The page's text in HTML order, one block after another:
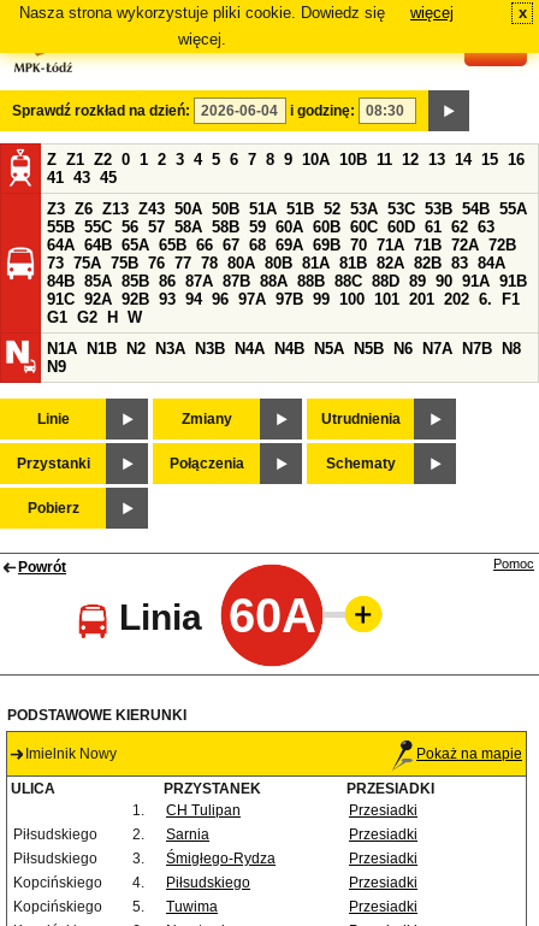
Nasza strona wykorzystuje pliki cookie. Dowiedz się
więcej.
więcej x
Sprawdź rozkład na dzień: i godzinę:
Z Z1 Z2 0 1 2 3 4 5 6 7 8 9 10A 10B 11 12 13 14 15 16
41 43 45
Z3 Z6 Z13 Z43 50A 50B 51A 51B 52 53A 53C 53B 54B 55A
55B 55C 56 57 58A 58B 59 60A 60B 60C 60D 61 62 63
64A 64B 65A 65B 66 67 68 69A 69B 70 71A 71B 72A 72B
73 75A 75B 76 77 78 80A 80B 81A 81B 82A 82B 83 84A
84B 85A 85B 86 87A 87B 88A 88B 88C 88D 89 90 91A 91B
91C 92A 92B 93 94 96 97A 97B 99 100 101 201 202 6.
F1
G1 G2 H
W
N1A
N1B N2 N3A N3B N4A N4B N5A N5B N6 N7A N7B
N8
N9
Linie Zmiany Utrudnienia
Przystanki Połączenia Schematy
Pobierz
Powrót
Linia 60A
Pomoc
PODSTAWOWE KIERUNKI
Imielnik Nowy Pokaż na mapie
ULICA PRZYSTANEK
PRZESIADKI
1.
CH Tulipan
Przesiadki
Piłsudskiego
2. Sarnia
Przesiadki
Piłsudskiego
3. Śmigłego-Rydza
Przesiadki
Kopcińskiego
4. Piłsudskiego
Przesiadki
Kopcińskiego
5. Tuwima
Przesiadki